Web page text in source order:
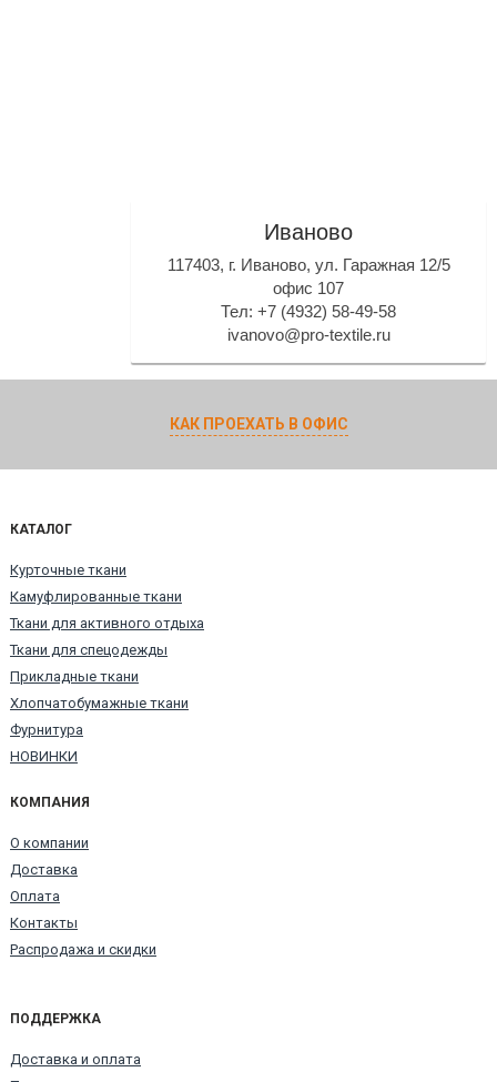
Иваново
117403, г. Иваново, ул. Гаражная 12/5
офис 107
Тел: +7 (4932) 58-49-58
ivanovo@pro-textile.ru
КАК ПРОЕХАТЬ В ОФИС
КАТАЛОГ
Курточные ткани
Камуфлированные ткани
Ткани для активного отдыха
Ткани для спецодежды
Прикладные ткани
Хлопчатобумажные ткани
Фурнитура
НОВИНКИ
КОМПАНИЯ
О компании
Доставка
Оплата
Контакты
Распродажа и скидки
ПОДДЕРЖКА
Доставка и оплата